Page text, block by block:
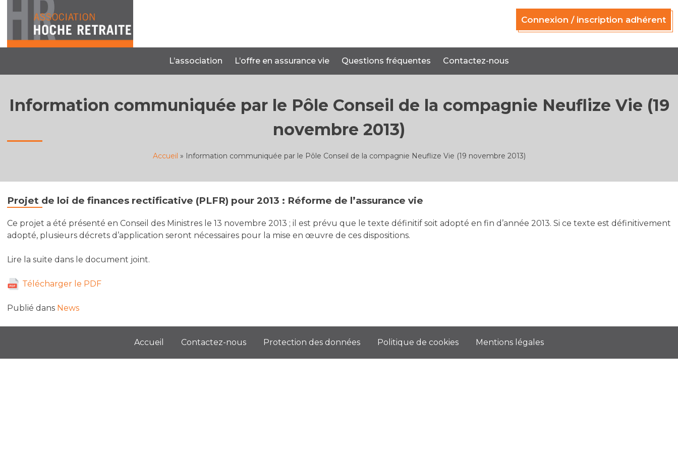
Connexion / inscription adhérent
L’association L’offre en assurance vie Questions fréquentes Contactez-nous
Information communiquée par le Pôle Conseil de la compagnie Neuflize Vie (19
novembre 2013)
Accueil » Information communiquée par le Pôle Conseil de la compagnie Neuflize Vie (19 novembre 2013)
Projet de loi de finances rectificative (PLFR) pour 2013 : Réforme de l’assurance vie
Ce projet a été présenté en Conseil des Ministres le 13 novembre 2013 ; il est prévu que le texte définitif soit adopté en fin d’année 2013. Si ce texte est définitivement
adopté, plusieurs décrets d’application seront nécessaires pour la mise en œuvre de ces dispositions.
Lire la suite dans le document joint.
Télécharger le PDF
Publié dans News
Accueil Contactez-nous Protection des données Politique de cookies Mentions légales